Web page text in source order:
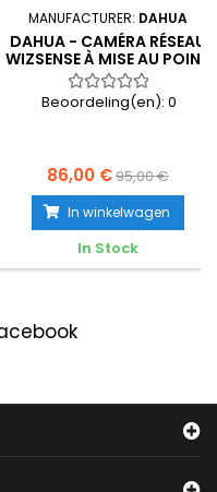
MANUFACTURER: DAHUA
DAHUA - CAMÉRA RÉSEAU
WIZSENSE À MISE AU POINT
FIXE INFRAROUGE 4 MP -...
Beoordeling(en): 0
86,00 €95,00 €
In winkelwagen
In Stock